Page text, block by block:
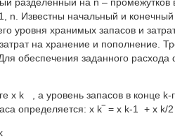
разделенный на n –
n. Известны начальный и конечный
уровня хранимых запасов и
на хранение и пополнение.
обеспечения заданного
x k , а уровень запасов в конце k-
определяется: x k‾ = x k-1 + x k/2
k